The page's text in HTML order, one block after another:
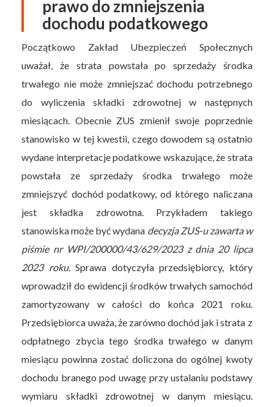
prawo do zmniejszenia
dochodu podatkowego
Początkowo Zakład Ubezpieczeń Społecznych
uważał, że strata powstała po sprzedaży środka
trwałego nie może zmniejszać dochodu potrzebnego
do wyliczenia składki zdrowotnej w następnych
miesiącach. Obecnie ZUS zmienił swoje poprzednie
stanowisko w tej kwestii, czego dowodem są ostatnio
wydane interpretacje podatkowe wskazujące, że strata
powstała ze sprzedaży środka trwałego może
zmniejszyć dochód podatkowy, od którego naliczana
jest składka zdrowotna. Przykładem takiego
stanowiska może być wydana decyzja ZUS-u zawarta w
piśmie nr WPI/200000/43/629/2023 z dnia 20 lipca
2023 roku. Sprawa dotyczyła przedsiębiorcy, który
wprowadził do ewidencji środków trwałych samochód
zamortyzowany w całości do końca 2021 roku.
Przedsiębiorca uważa, że zarówno dochód jak i strata z
odpłatnego zbycia tego środka trwałego w danym
miesiącu powinna zostać doliczona do ogólnej kwoty
dochodu branego pod uwagę przy ustalaniu podstawy
wymiaru składki zdrowotnej w danym miesiącu.